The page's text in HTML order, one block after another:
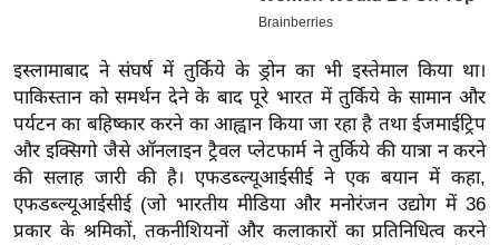
म
ई
-
पे
प
र
इस्लामाबाद ने संघर्ष में तुर्किये के ड्रोन का भी इस्तेमाल किया था।
पाकिस्तान को समर्थन देने के बाद पूरे भारत में तुर्किये के सामान और
पर्यटन का बहिष्कार करने का आह्वान किया जा रहा है तथा ईजमाईट्रिप
और इक्सिगो जैसे ऑनलाइन ट्रैवल प्लेटफार्म ने तुर्किये की यात्रा न करने
की सलाह जारी की है। एफडब्ल्यूआईसीई ने एक बयान में कहा,
एफडब्ल्यूआईसीई (जो भारतीय मीडिया और मनोरंजन उद्योग में 36
प्रकार के श्रमिकों, तकनीशियनों और कलाकारों का प्रतिनिधित्व करने